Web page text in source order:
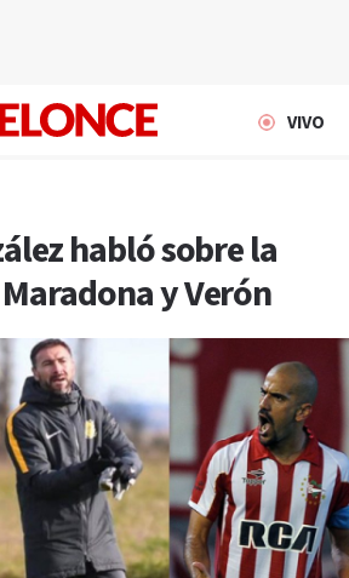
VIVO
habló sobre la
y Verón